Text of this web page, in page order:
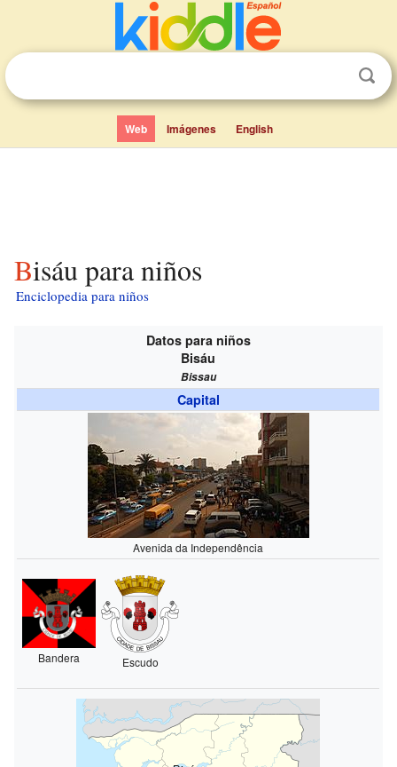
Web Imágenes English
Bisáu para niños
Enciclopedia para niños
Datos para niños
Bisáu
Bissau
Capital
Avenida da Independência
Bandera Escudo